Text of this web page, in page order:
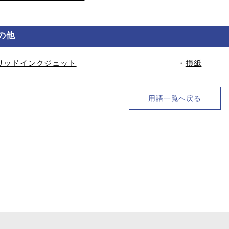
他
ッドインクジェット ・ 損紙
用語一覧へ戻る